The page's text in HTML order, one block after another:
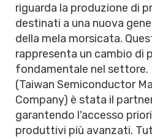
riguarda la produzione di
destinati a una nuova
della mela morsicata.
rappresenta un cambio di
fondamentale nel settore.
(Taiwan Semiconductor
Company) è stata il
garantendo l'accesso
produttivi più avanzati.